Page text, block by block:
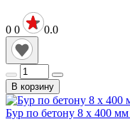
0 0 0.0
В корзину
Бур по бетону 8 х 400